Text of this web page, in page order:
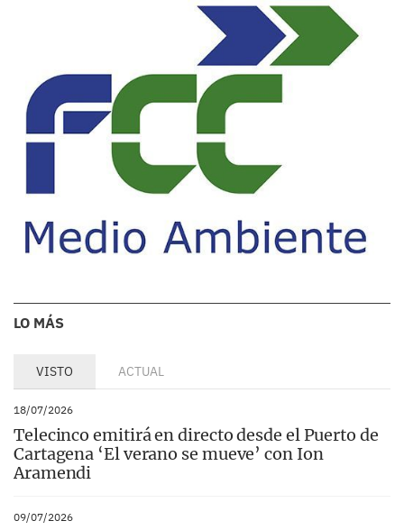
LO MÁS
VISTO ACTUAL
18/07/2026
Telecinco emitirá en directo desde el Puerto de
Cartagena ‘El verano se mueve’ con Ion
Aramendi
09/07/2026